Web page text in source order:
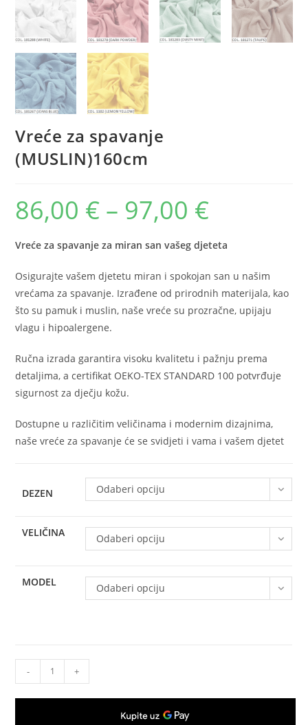
Vreće za spavanje
(MUSLIN)160cm
86,00 € – 97,00 €
do
97,00 €
Vreće za spavanje za miran san vašeg djeteta
Osigurajte vašem djetetu miran i spokojan san u našim
vrećama za spavanje. Izrađene od prirodnih materijala, kao
što su pamuk i muslin, naše vreće su prozračne, upijaju
vlagu i hipoalergene.
Ručna izrada garantira visoku kvalitetu i pažnju prema
detaljima, a certifikat OEKO-TEX STANDARD 100 potvrđuje
sigurnost za dječju kožu.
Dostupne u različitim veličinama i modernim dizajnima,
naše vreće za spavanje će se svidjeti i vama i vašem djetet
DEZEN Odaberi opciju
VELIČINA Odaberi opciju
MODEL Odaberi opciju
za
spavanje
- +